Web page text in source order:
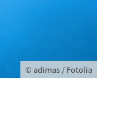
© adimas / Fotolia